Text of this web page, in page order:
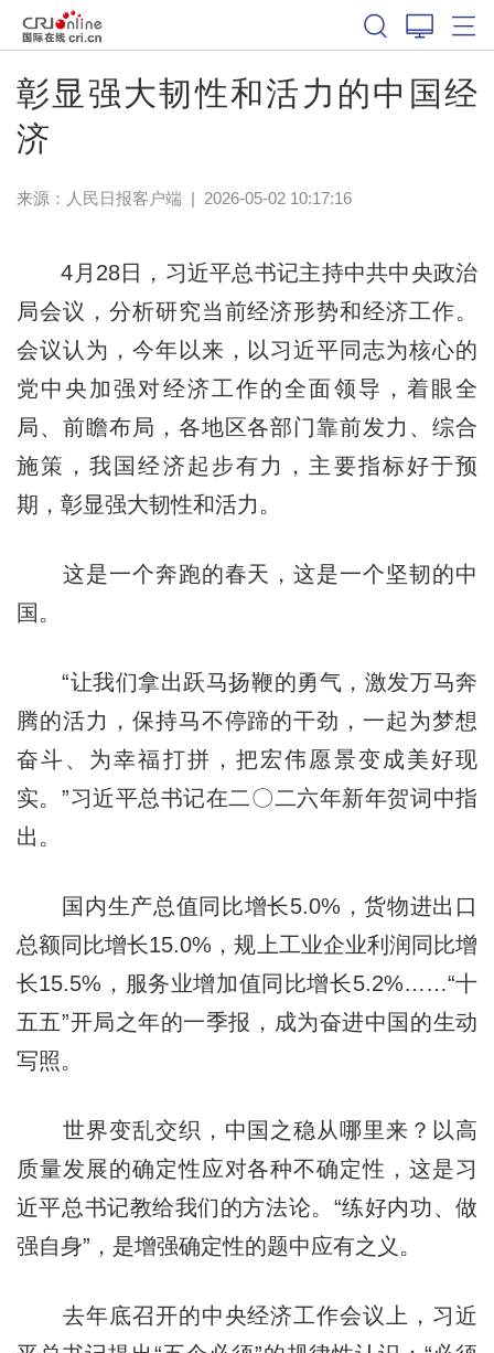
彰显强大韧性和活力的中国经
济
来源： 人民日报客户端 | 2026-05-02 10:17:16
4月28日，习近平总书记主持中共中央政治
局会议，分析研究当前经济形势和经济工作。
会议认为，今年以来，以习近平同志为核心的
党中央加强对经济工作的全面领导，着眼全
局、前瞻布局，各地区各部门靠前发力、综合
施策，我国经济起步有力，主要指标好于预
期，彰显强大韧性和活力。
这是一个奔跑的春天，这是一个坚韧的中
国。
“让我们拿出跃马扬鞭的勇气，激发万马奔
腾的活力，保持马不停蹄的干劲，一起为梦想
奋斗、为幸福打拼，把宏伟愿景变成美好现
实。”习近平总书记在二〇二六年新年贺词中指
出。
国内生产总值同比增长5.0%，货物进出口
总额同比增长15.0%，规上工业企业利润同比增
长15.5%，服务业增加值同比增长5.2%……“十
五五”开局之年的一季报，成为奋进中国的生动
写照。
世界变乱交织，中国之稳从哪里来？以高
质量发展的确定性应对各种不确定性，这是习
近平总书记教给我们的方法论。“练好内功、做
强自身”，是增强确定性的题中应有之义。
去年底召开的中央经济工作会议上，习近